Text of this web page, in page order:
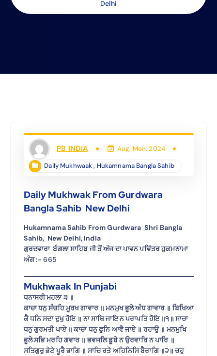
Delhi
PB INDIA Aug, Mon, 2024
Daily Mukhwaak, Hukamnama Bangla Sahib
Daily Mukhwak From Gurdwara
Bangla Sahib New Delhi
Hukamnama Sahib From Gurdwara Shri Bangla
Sahib, New Delhi, India
ਗੁਰਦਵਾਰਾ ਬੰਗਲਾ ਸਾਹਿਬ ਜੀ ਤੋਂ ਅੱਜ ਦਾ ਪਾਵਨ ਪਵਿੱਤਰ ਹੁਕਮਨਾਮਾ
ਅੰਗ :-665
Mukhwaak In Punjabi
ਧਨਾਸਰੀ ਮਹਲਾ ੩ ॥
ਕਾਚਾ ਧਨੁ ਸੰਚਹਿ ਮੂਰਖ ਗਾਵਾਰ ॥ ਮਨਮੁਖ ਭੂਲੇ ਅੰਧ ਗਾਵਾਰ ॥ ਬਿਖਿਆ
ਕੈ ਧਨਿ ਸਦਾ ਦੁਖੁ ਹੋਇ ॥ ਨਾ ਸਾਥਿ ਜਾਇ ਨ ਪਰਾਪਤਿ ਹੋਇ ॥੧॥ ਸਾਚਾ
ਧਨੁ ਗੁਰਮਤੀ ਪਾਏ ॥ ਕਾਚਾ ਧਨੁ ਫੁਨਿ ਆਵੈ ਜਾਏ ॥ ਰਹਾਉ ॥ ਮਨਮੁਖਿ
ਭੂਲੇ ਸਭਿ ਮਰਹਿ ਗਵਾਰ ॥ ਭਵਜਲਿ ਡੂਬੇ ਨ ਉਰਵਾਰਿ ਨ ਪਾਰਿ ॥
ਸਤਿਗੁਰੁ ਭੇਟੇ ਪੂਰੈ ਭਾਗਿ ॥ ਸਾਚਿ ਰਤੇ ਅਹਿਨਿਸਿ ਬੈਰਾਗਿ ॥੨॥ ਚਹੁ